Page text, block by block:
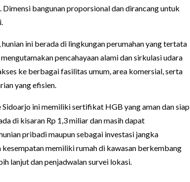
bangunan proporsional dan dirancang untuk
ini berada di lingkungan perumahan yang tertata
pencahayaan alami dan sirkulasi udara
ke berbagai fasilitas umum, area komersial, serta
yang efisien.
Sidoarjo ini memiliki sertifikat HGB yang aman dan siap
di kisaran Rp 1,3 miliar dan masih dapat
pribadi maupun sebagai investasi jangka
kesempatan memiliki rumah di kawasan berkembang
lanjut dan penjadwalan survei lokasi.